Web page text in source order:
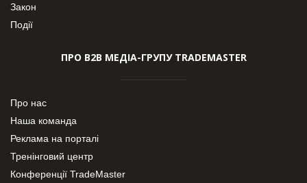
Закон
Події
ПРО В2В МЕДІА-ГРУПУ TRADEMASTER
Про нас
Наша команда
Реклама на порталі
Тренінговий центр
Конференції TradeMaster